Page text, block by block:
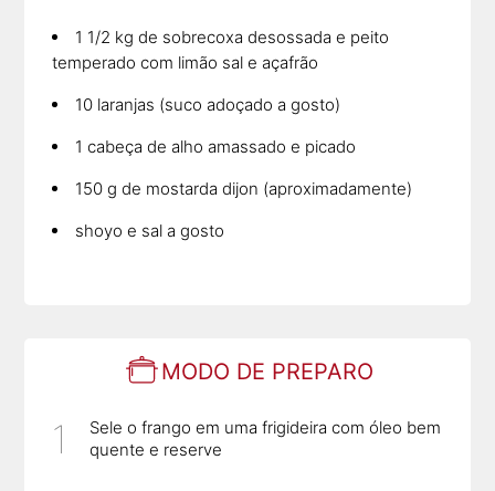
1 1/2 kg de sobrecoxa desossada e peito
temperado com limão sal e açafrão
10 laranjas (suco adoçado a gosto)
1 cabeça de alho amassado e picado
150 g de mostarda dijon (aproximadamente)
shoyo e sal a gosto
MODO DE PREPARO
Sele o frango em uma frigideira com óleo bem
quente e reserve